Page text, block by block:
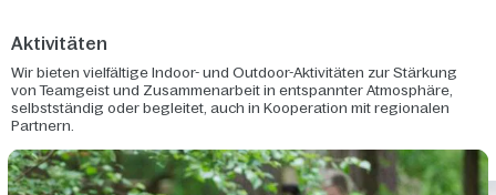
Aktivitäten
Wir bieten vielfältige Indoor- und Outdoor-Aktivitäten zur Stärkung
von Teamgeist und Zusammenarbeit in entspannter Atmosphäre,
selbstständig oder begleitet, auch in Kooperation mit regionalen
Partnern.